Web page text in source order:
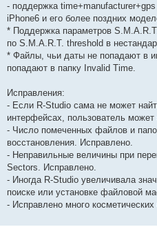
- поддержка
iPhone6 и его более поздних
* Поддержка параметров
по S.M.A.R.T. threshold в
* Файлы, чьи даты не попадают в
попадают в папку Invalid Time.
Исправления:
- Если R-Studio сама не может
интерфейсах, пользователь
- Число помеченных файлов и
восстановления. Исправлено.
- Неправильные величины при
Sectors. Исправлено.
- Иногда R-Studio увеличивала
поиске или установке файловой
- Исправлено много косметических